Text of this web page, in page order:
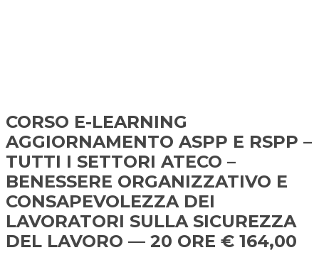
CORSO E-LEARNING
AGGIORNAMENTO ASPP E RSPP –
TUTTI I SETTORI ATECO –
BENESSERE ORGANIZZATIVO E
CONSAPEVOLEZZA DEI
LAVORATORI SULLA SICUREZZA
DEL LAVORO — 20 ORE € 164,00